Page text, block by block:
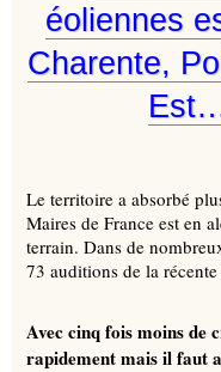
éoliennes
Charente,
Le territoire a absorbé
Maires de France est en
terrain. Dans de
73 auditions de la
Avec cinq fois moins de
rapidement mais il faut